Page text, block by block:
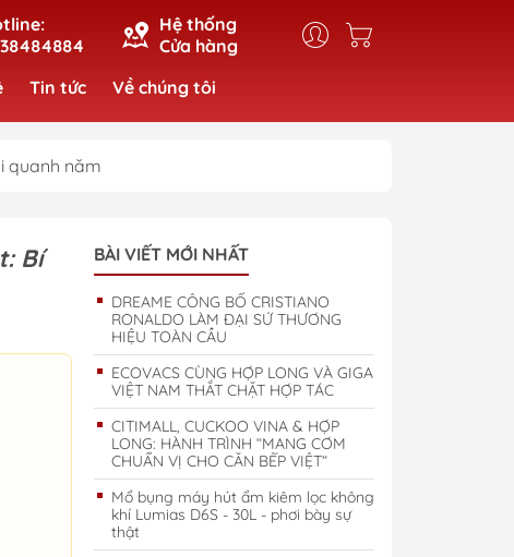
Hệ thống
Cửa hàng
Tin tức Về chúng tôi
quanh năm
Bí
BÀI VIẾT MỚI NHẤT
DREAME CÔNG BỐ CRISTIANO
RONALDO LÀM ĐẠI SỨ THƯƠNG
HIỆU TOÀN CẦU
ECOVACS CÙNG HỢP LONG VÀ GIGA
VIỆT NAM THẮT CHẶT HỢP TÁC
CITIMALL, CUCKOO VINA & HỢP
LONG: HÀNH TRÌNH “MANG CƠM
CHUẨN VỊ CHO CĂN BẾP VIỆT”
Mổ bụng máy hút ẩm kiêm lọc không
khí Lumias D6S - 30L - phơi bày sự
thật